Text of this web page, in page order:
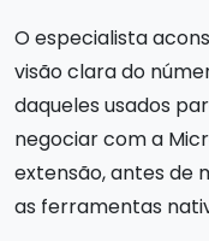
O especialista
visão clara do
daqueles usados
negociar com a
extensão, antes de
as ferramentas